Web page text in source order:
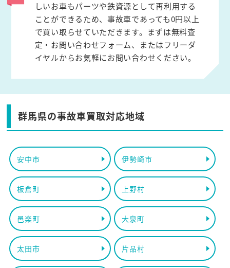
しいお車もパーツや鉄資源として再利用する
ことができるため、事故車であっても0円以上
で買い取らせていただきます。まずは無料査
定・お問い合わせフォーム、またはフリーダ
イヤルからお気軽にお問い合わせください。
群馬県の事故車買取対応地域
安中市 伊勢崎市
板倉町 上野村
邑楽町 大泉町
太田市 片品村